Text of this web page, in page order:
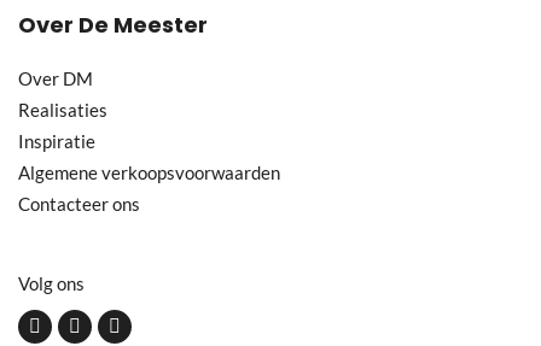
Volg ons
Over De Meester
Over DM
Realisaties
Inspiratie
Algemene verkoopsvoorwaarden
Contacteer ons